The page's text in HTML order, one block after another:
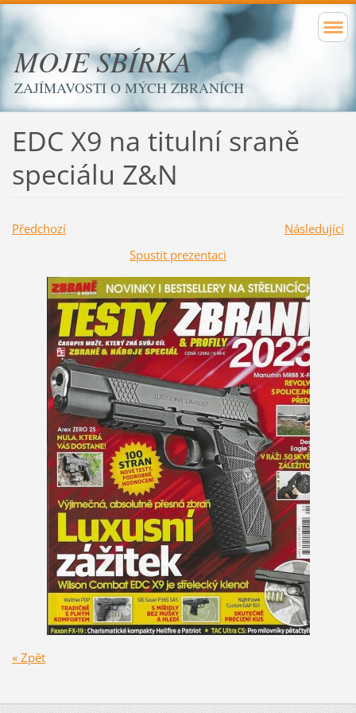
MOJE SBÍRKA
ZAJÍMAVOSTI O MÝCH ZBRANÍCH
EDC X9 na titulní sraně
speciálu Z&N
Předchozí
Následující
Spustit prezentaci
« Zpět